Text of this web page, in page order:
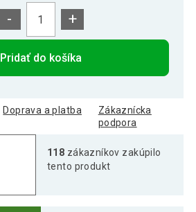
- +
Pridať do košíka
Doprava a platba
Zákaznícka
podpora
118 zákazníkov zakúpilo
tento produkt